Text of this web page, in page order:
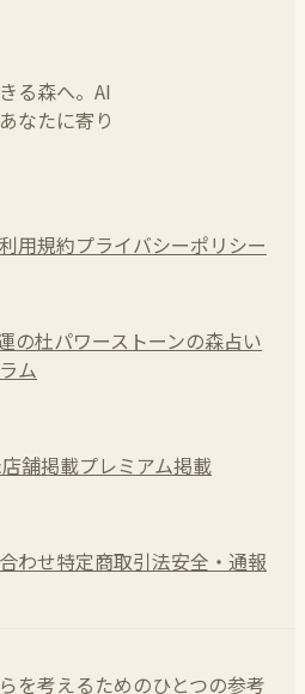
る森へ。AI
なたに寄り
利用規約プライバシーポリシー
の杜パワーストーンの森占い
ム
店舗掲載プレミアム掲載
わせ特定商取引法安全・通報
を考えるためのひとつの参考